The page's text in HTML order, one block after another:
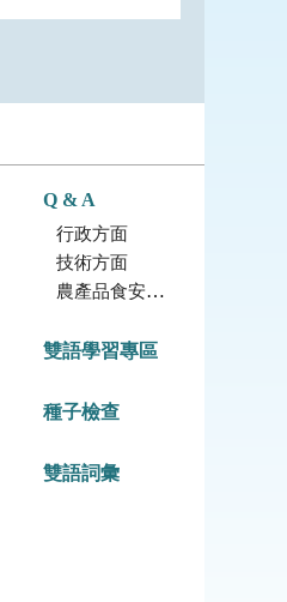
Q & A
行政方面
技術方面
農產品食安專區
雙語學習專區
種子檢查
雙語詞彙